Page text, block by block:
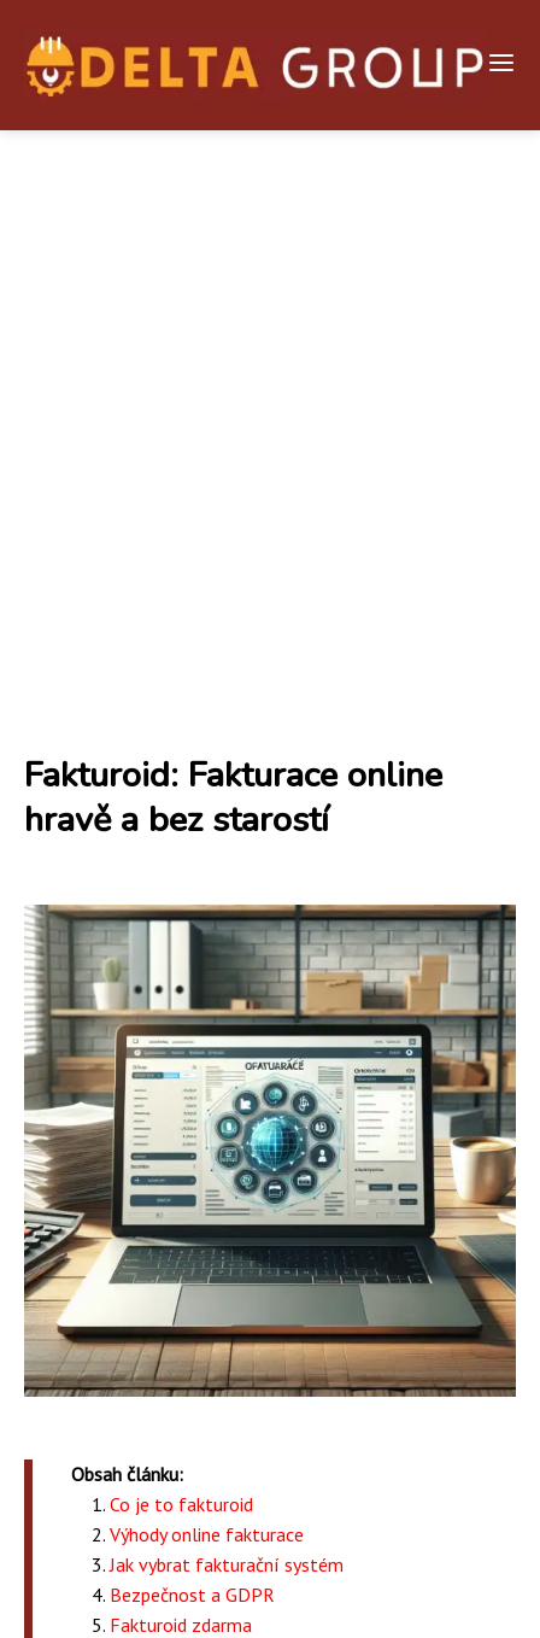
Fakturoid: Fakturace online
hravě a bez starostí
Obsah článku:
Co je to fakturoid
Výhody online fakturace
Jak vybrat fakturační systém
Bezpečnost a GDPR
Fakturoid zdarma